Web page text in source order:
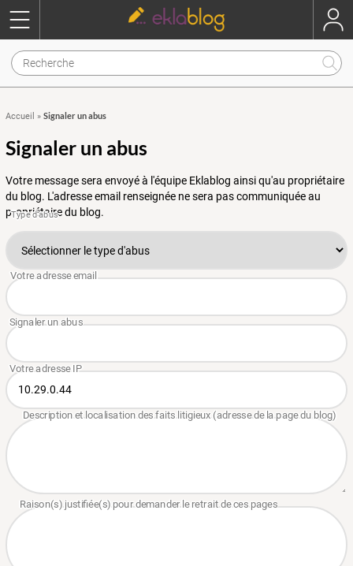
Accueil » Signaler un abus
Signaler un abus
Votre message sera envoyé à l'équipe Eklablog ainsi qu'au propriétaire
du blog. L'adresse email renseignée ne sera pas communiquée au
propriétaire du blog.